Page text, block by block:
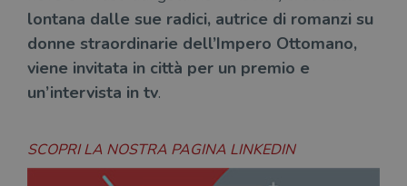
lontana dalle sue radici, autrice di romanzi su
donne straordinarie dell’Impero Ottomano,
viene invitata in città per un premio e
un’intervista in tv.
SCOPRI LA NOSTRA PAGINA LINKEDIN